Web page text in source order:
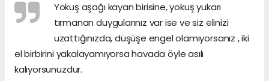
Yokuş aşağı kayan birisine, yokuş yukarı
tırmanan duygularınız var ise ve siz elinizi
uzattığınızda, düşüşe engel olamıyorsanız , iki
el birbirini yakalayamıyorsa havada öyle asılı
kalıyorsunuzdur.